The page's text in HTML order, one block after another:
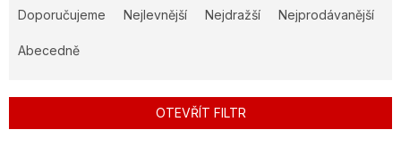
e
r
Doporučujeme Nejlevnější Nejdražší Nejprodávanější
Abecedně
OTEVŘÍT FILTR